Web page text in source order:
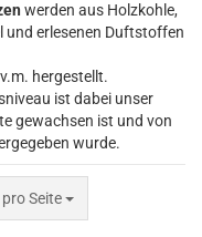
werden aus Holzkohle,
und erlesenen Duftstoffen
hergestellt.
ist dabei unser
gewachsen ist und von
wurde.
Seite